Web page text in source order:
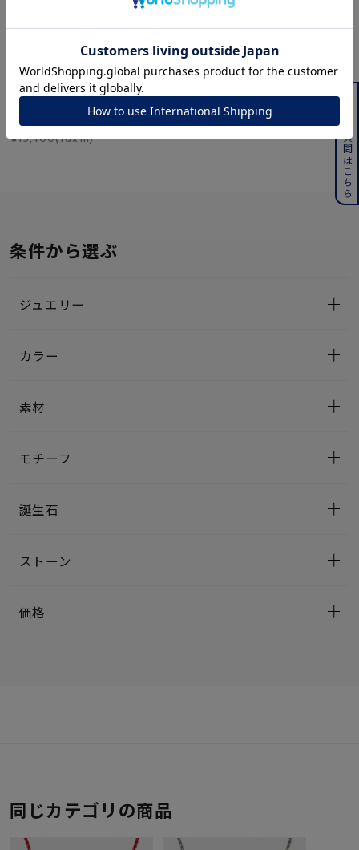
４℃ HOMME+
シルクコード ネックレ
¥15,400(tax in)
条件から選ぶ
ジュエリー
カラー
素材
モチーフ
誕生石
ストーン
価格
同じカテゴリの商品
よくある質問はこちら